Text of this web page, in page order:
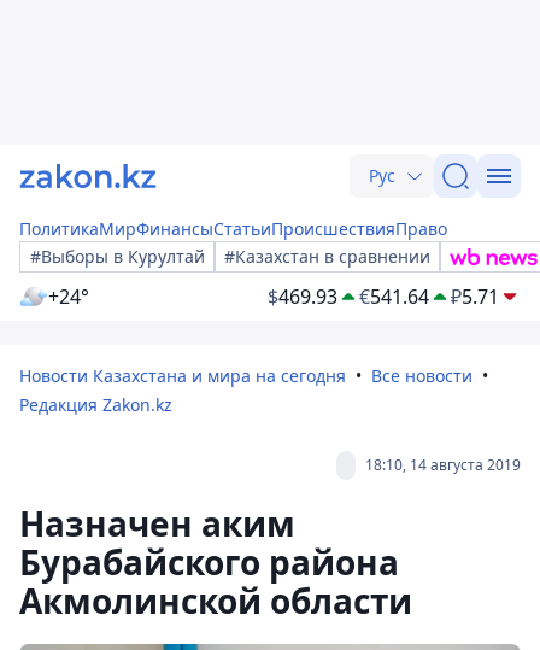
Рус
ПолитикаМирФинансыСтатьиПроисшествияПраво
#Выборы в Курултай
#Казахстан в сравнении
+24° $469.93 €541.64 ₽5.71
Новости Казахстана и мира на сегодня
Все новости
Редакция Zakon.kz
18:10, 14 августа 2019
Назначен аким
Бурабайского района
Акмолинской области